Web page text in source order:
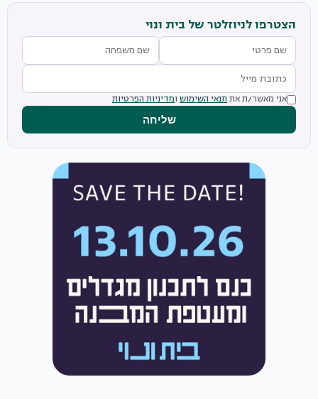
הצטרפו לניוזלטר של בית ונוי
אני מאשר/ת אתתנאי השימוש ומדיניות הפרטיות
שליחה